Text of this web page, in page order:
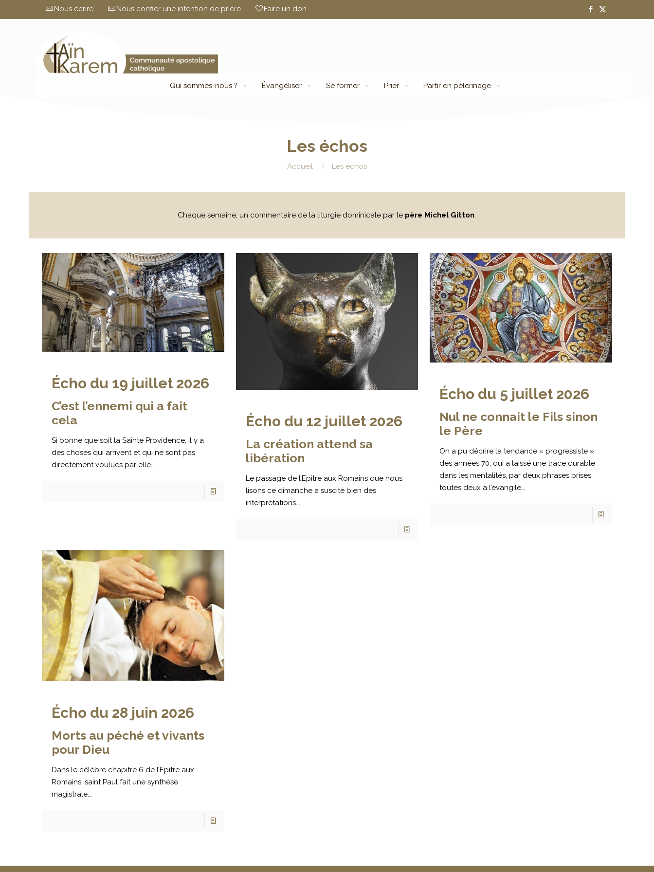
Nous écrire Nous confier une intention de prière Faire un don
Qui sommes-nous ? Évangéliser Se former Prier Partir en pèlerinage
Les échos
Accueil Les échos
Chaque semaine, un commentaire de la liturgie dominicale par le père Michel Gitton.
Écho du 19 juillet 2026
C’est l’ennemi qui a fait
cela
Si bonne que soit la Sainte Providence, il y a
des choses qui arrivent et qui ne sont pas
directement voulues par elle...
Écho du 12 juillet 2026
La création attend sa
libération
Le passage de l’Epitre aux Romains que nous
lisons ce dimanche a suscité bien des
interprétations...
Écho du 5 juillet 2026
Nul ne connait le Fils sinon
le Père
On a pu décrire la tendance « progressiste »
des années 70, qui a laissé une trace durable
dans les mentalités, par deux phrases prises
toutes deux à l’évangile...
Écho du 28 juin 2026
Morts au péché et vivants
pour Dieu
Dans le célèbre chapitre 6 de l’Epitre aux
Romains, saint Paul fait une synthèse
magistrale...